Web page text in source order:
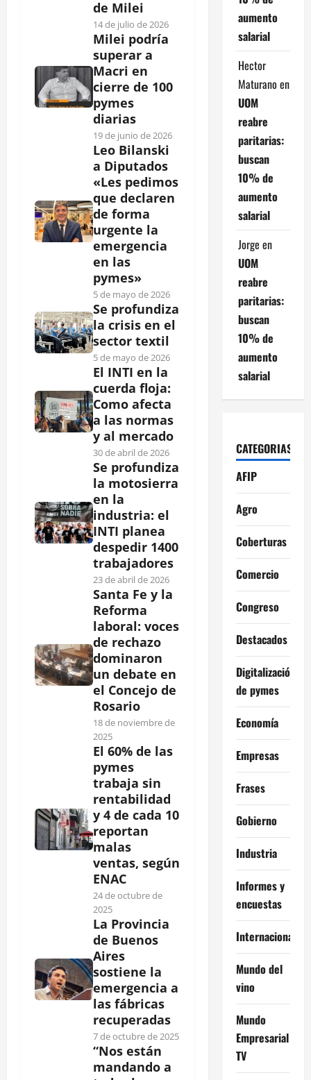
de Milei
14 de julio de 2026
Milei podría
superar a
Macri en
cierre de 100
pymes
diarias
19 de junio de 2026
Leo Bilanski
a Diputados
«Les pedimos
que declaren
de forma
urgente la
emergencia
en las
pymes»
5 de mayo de 2026
Se profundiza
la crisis en el
sector textil
5 de mayo de 2026
El INTI en la
cuerda floja:
Como afecta
a las normas
y al mercado
30 de abril de 2026
Se profundiza
la motosierra
en la
industria: el
INTI planea
despedir 1400
trabajadores
23 de abril de 2026
Santa Fe y la
Reforma
laboral: voces
de rechazo
dominaron
un debate en
el Concejo de
Rosario
18 de noviembre de
2025
El 60% de las
pymes
trabaja sin
rentabilidad
y 4 de cada 10
reportan
malas
ventas, según
ENAC
24 de octubre de
2025
La Provincia
de Buenos
Aires
sostiene la
emergencia a
las fábricas
recuperadas
7 de octubre de 2025
“Nos están
mandando a
aumento
salarial
Hector
Maturano en
UOM
reabre
paritarias:
buscan
10% de
aumento
salarial
Jorge en
UOM
reabre
paritarias:
buscan
10% de
aumento
salarial
CATEGORIAS
AFIP
Agro
Coberturas
Comercio
Congreso
Destacados
Digitalización
de pymes
Economía
Empresas
Frases
Gobierno
Industria
Informes y
encuestas
Internacional
Mundo del
vino
Mundo
Empresarial
TV